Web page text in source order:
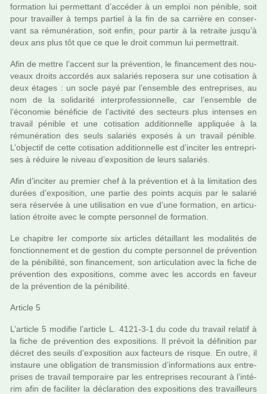
for­ma­tion lui per­met­tant d’accé­der à un emploi non péni­ble, soit
pour tra­vailler à temps par­tiel à la fin de sa car­rière en conser­
vant sa rému­né­ra­tion, soit enfin, pour partir à la retraite jusqu’à
deux ans plus tôt que ce que le droit commun lui per­met­trait.
Afin de mettre l’accent sur la pré­ven­tion, le finan­ce­ment des nou­
veaux droits accor­dés aux sala­riés repo­sera sur une coti­sa­tion à
deux étages : un socle payé par l’ensem­ble des entre­pri­ses, au
nom de la soli­da­rité inter­pro­fes­sion­nelle, car l’ensem­ble de
l’économie béné­fi­cie de l’acti­vité des sec­teurs plus inten­ses en
tra­vail péni­ble et une coti­sa­tion addi­tion­nelle appli­quée à la
rému­né­ra­tion des seuls sala­riés expo­sés à un tra­vail péni­ble.
L’objec­tif de cette coti­sa­tion addi­tion­nelle est d’inci­ter les entre­pri­
ses à réduire le niveau d’expo­si­tion de leurs sala­riés.
Afin d’inci­ter au pre­mier chef à la pré­ven­tion et à la limi­ta­tion des
durées d’expo­si­tion, une partie des points acquis par le sala­rié
sera réser­vée à une uti­li­sa­tion en vue d’une for­ma­tion, en arti­cu­
la­tion étroite avec le compte per­son­nel de for­ma­tion.
Le cha­pi­tre Ier com­porte six arti­cles détaillant les moda­li­tés de
fonc­tion­ne­ment et de ges­tion du compte per­son­nel de pré­ven­tion
de la péni­bi­lité, son finan­ce­ment, son arti­cu­la­tion avec la fiche de
pré­ven­tion des expo­si­tions, comme avec les accords en faveur
de la pré­ven­tion de la péni­bi­lité.
Article 5
L’arti­cle 5 modi­fie l’arti­cle L. 4121-3-1 du code du tra­vail rela­tif à
la fiche de pré­ven­tion des expo­si­tions. Il pré­voit la défi­ni­tion par
décret des seuils d’expo­si­tion aux fac­teurs de risque. En outre, il
ins­taure une obli­ga­tion de trans­mis­sion d’infor­ma­tions aux entre­
pri­ses de tra­vail tem­po­raire par les entre­pri­ses recou­rant à l’inté­
rim afin de faci­li­ter la décla­ra­tion des expo­si­tions des tra­vailleurs